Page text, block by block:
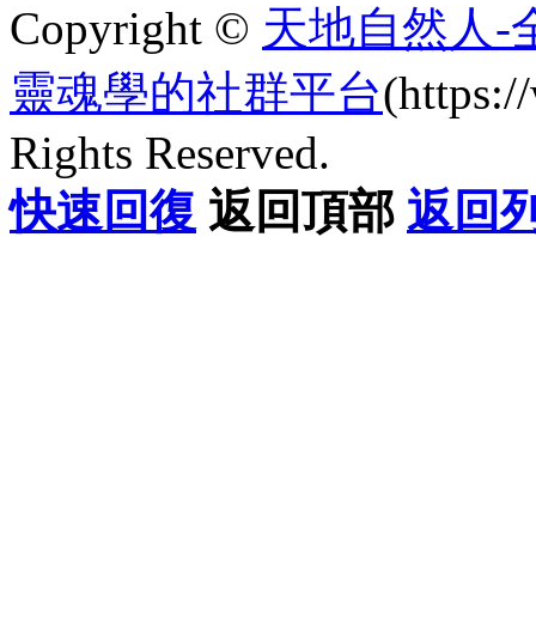
Copyright © 天地自然人-
靈魂學的社群平台
Rights Reserved.
快速回復 返回頂部 返回